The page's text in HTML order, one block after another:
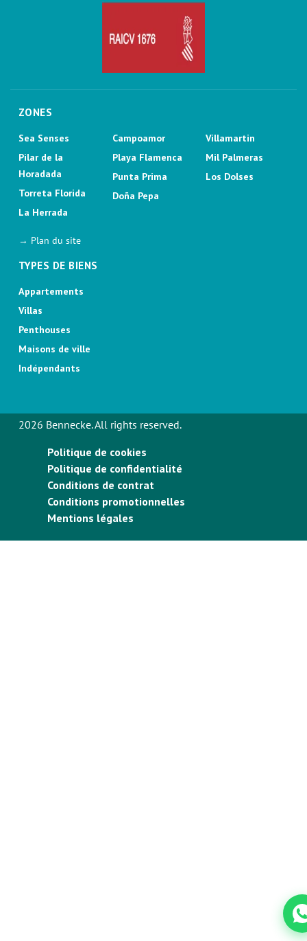
ZONES
Sea Senses
Pilar de la
Horadada
Torreta Florida
La Herrada
Campoamor
Playa Flamenca
Punta Prima
Doña Pepa
Villamartin
Mil Palmeras
Los Dolses
→ Plan du site
TYPES DE BIENS
Appartements
Villas
Penthouses
Maisons de ville
Indépendants
2026 Bennecke. All rights reserved.
Politique de cookies
Politique de confidentialité
Conditions de contrat
Conditions promotionnelles
Mentions légales